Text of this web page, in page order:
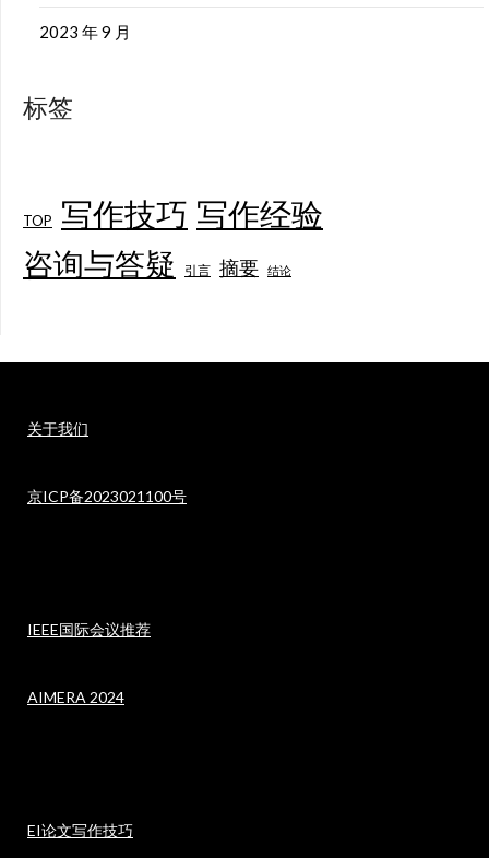
2023 年 9 月
标签
TOP 写作技巧 写作经验
咨询与答疑 引言 摘要 结论
关于我们
京ICP备2023021100号
IEEE国际会议推荐
AIMERA 2024
EI论文写作技巧